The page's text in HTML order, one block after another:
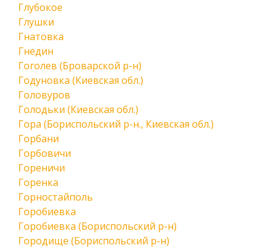
Глубокое
Глушки
Гнатовка
Гнедин
Гоголев (Броварской р-н)
Годуновка (Киевская обл.)
Головуров
Голодьки (Киевская обл.)
Гора (Бориспольский р-н., Киевская обл.)
Горбани
Горбовичи
Гореничи
Горенка
Горностайполь
Горобиевка
Горобиевка (Бориспольский р-н)
Городище (Бориспольский р-н)